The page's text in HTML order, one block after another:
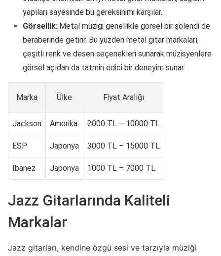
yapıları sayesinde bu gereksinimi karşılar.
Görsellik: Metal müziği genellikle görsel bir şölendi de
beraberinde getirir. Bu yüzden metal gitar markaları,
çeşitli renk ve desen seçenekleri sunarak müzisyenlere
görsel açıdan da tatmin edici bir deneyim sunar.
Marka Ülke Fiyat Aralığı
Jackson Amerika 2000 TL – 10000 TL
ESP Japonya 3000 TL – 15000 TL
Ibanez Japonya 1000 TL – 7000 TL
Jazz Gitarlarında Kaliteli
Markalar
Jazz gitarları, kendine özgü sesi ve tarzıyla müziği